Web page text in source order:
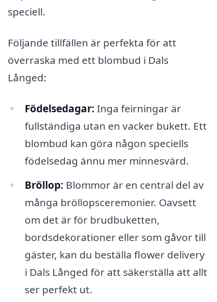
speciell.
Följande tillfällen är perfekta för att
överraska med ett blombud i Dals
Långed:
Födelsedagar: Inga feirningar är
fullständiga utan en vacker bukett. Ett
blombud kan göra någon speciells
födelsedag ännu mer minnesvärd.
Bröllop: Blommor är en central del av
många bröllopsceremonier. Oavsett
om det är för brudbuketten,
bordsdekorationer eller som gåvor till
gäster, kan du beställa flower delivery
i Dals Långed för att säkerställa att allt
ser perfekt ut.